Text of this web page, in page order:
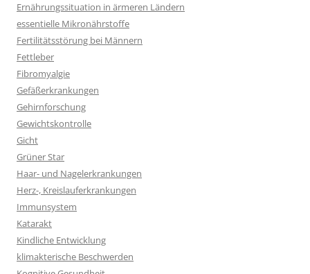
Ernährungssituation in ärmeren Ländern
essentielle Mikronährstoffe
Fertilitätsstörung bei Männern
Fettleber
Fibromyalgie
Gefäßerkrankungen
Gehirnforschung
Gewichtskontrolle
Gicht
Grüner Star
Haar- und Nagelerkrankungen
Herz-, Kreislauferkrankungen
Immunsystem
Katarakt
Kindliche Entwicklung
klimakterische Beschwerden